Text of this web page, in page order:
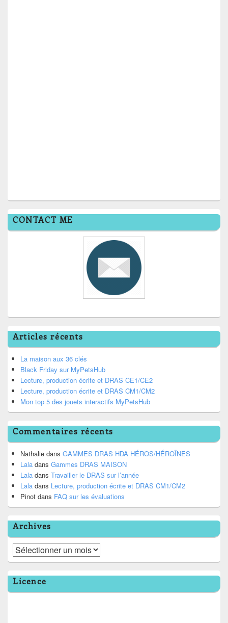
CONTACT ME
Articles récents
La maison aux 36 clés
Black Friday sur MyPetsHub
Lecture, production écrite et DRAS CE1/CE2
Lecture, production écrite et DRAS CM1/CM2
Mon top 5 des jouets interactifs MyPetsHub
Commentaires récents
Nathalie dans GAMMES DRAS HDA HÉROS/HÉROÏNES
Lala dans Gammes DRAS MAISON
Lala dans Travailler le DRAS sur l’année
Lala dans Lecture, production écrite et DRAS CM1/CM2
Pinot dans FAQ sur les évaluations
Archives
Archives
Licence